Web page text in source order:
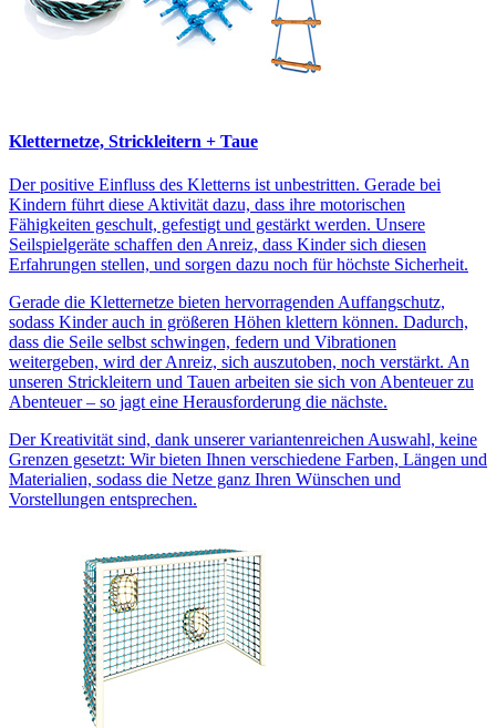
Kletternetze, Strickleitern + Taue
Der positive Einfluss des Kletterns ist unbestritten. Gerade bei
Kindern führt diese Aktivität dazu, dass ihre motorischen
Fähigkeiten geschult, gefestigt und gestärkt werden. Unsere
Seilspielgeräte schaffen den Anreiz, dass Kinder sich diesen
Erfahrungen stellen, und sorgen dazu noch für höchste Sicherheit.
Gerade die Kletternetze bieten hervorragenden Auffangschutz,
sodass Kinder auch in größeren Höhen klettern können. Dadurch,
dass die Seile selbst schwingen, federn und Vibrationen
weitergeben, wird der Anreiz, sich auszutoben, noch verstärkt. An
unseren Strickleitern und Tauen arbeiten sie sich von Abenteuer zu
Abenteuer – so jagt eine Herausforderung die nächste.
Der Kreativität sind, dank unserer variantenreichen Auswahl, keine
Grenzen gesetzt: Wir bieten Ihnen verschiedene Farben, Längen und
Materialien, sodass die Netze ganz Ihren Wünschen und
Vorstellungen entsprechen.